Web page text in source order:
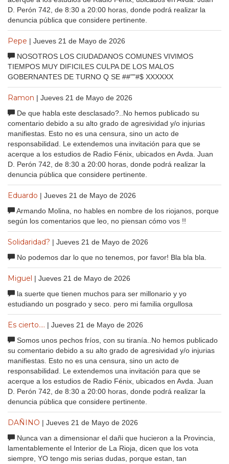
D. Perón 742, de 8:30 a 20:00 horas, donde podrá realizar la
denuncia pública que considere pertinente.
Pepe | Jueves 21 de Mayo de 2026
NOSOTROS LOS CIUDADANOS COMUNES VIVIMOS
TIEMPOS MUY DIFICILES CULPA DE LOS MALOS
GOBERNANTES DE TURNO Q SE ##""#$ XXXXXX
Ramon | Jueves 21 de Mayo de 2026
De que habla este desclasado?..No hemos publicado su
comentario debido a su alto grado de agresividad y/o injurias
manifiestas. Esto no es una censura, sino un acto de
responsabilidad. Le extendemos una invitación para que se
acerque a los estudios de Radio Fénix, ubicados en Avda. Juan
D. Perón 742, de 8:30 a 20:00 horas, donde podrá realizar la
denuncia pública que considere pertinente.
Eduardo | Jueves 21 de Mayo de 2026
Armando Molina, no hables en nombre de los riojanos, porque
según los comentarios que leo, no piensan cómo vos !!
Solidaridad? | Jueves 21 de Mayo de 2026
No podemos dar lo que no tenemos, por favor! Bla bla bla.
Miguel | Jueves 21 de Mayo de 2026
la suerte que tienen muchos para ser millonario y yo
estudiando un posgrado y seco. pero mi familia orgullosa
Es cierto.... | Jueves 21 de Mayo de 2026
Somos unos pechos fríos, con su tiranía..No hemos publicado
su comentario debido a su alto grado de agresividad y/o injurias
manifiestas. Esto no es una censura, sino un acto de
responsabilidad. Le extendemos una invitación para que se
acerque a los estudios de Radio Fénix, ubicados en Avda. Juan
D. Perón 742, de 8:30 a 20:00 horas, donde podrá realizar la
denuncia pública que considere pertinente.
DAÑINO | Jueves 21 de Mayo de 2026
Nunca van a dimensionar el dañi que hucieron a la Provincia,
lamentablemente el Interior de La Rioja, dicen que los vota
siempre, YO tengo mis serias dudas, porque estan, tan